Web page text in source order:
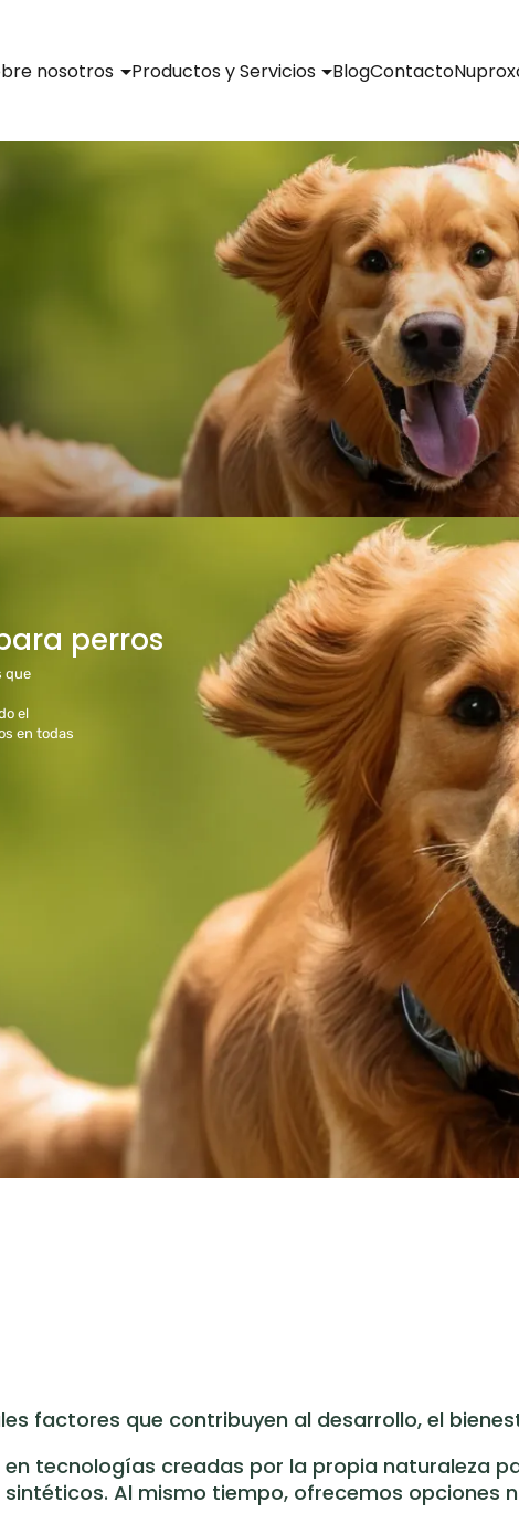
nosotros Productos y Servicios BlogContacto
perros
que
el
en todas
factores que contribuyen al desarrollo, el
en tecnologías creadas por la propia naturaleza
Al mismo tiempo, ofrecemos opciones